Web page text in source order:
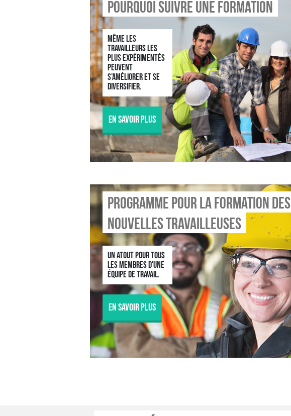
Pourquoi suivre une formation
Même les
travailleurs les
plus expérimentés
peuvent
s'améliorer et se
diversifier.
En savoir plus
Programme pour la formation des
nouvelles travailleuses
Un atout pour tous
les membres d'une
équipe de travail.
En savoir plus